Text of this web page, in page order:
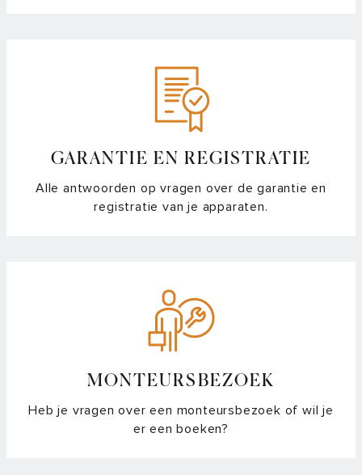
GARANTIE EN REGISTRATIE
Alle antwoorden op vragen over de garantie en
registratie van je apparaten.
MONTEURSBEZOEK
Heb je vragen over een monteursbezoek of wil je
er een boeken?